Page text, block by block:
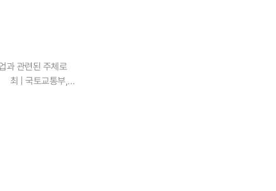
된 지 10년이 넘은
록 도시재생법의
체적으로 마련될
조했다. 발제는 박정은
띤 토론이 이어졌다.
과 관련된 주체로
최 | 국토교통부,
, 건축도시공간연구소​